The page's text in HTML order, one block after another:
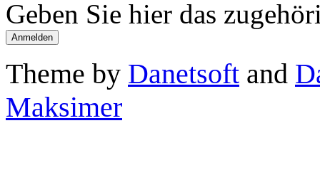
Geben Sie hier das
Theme by Danetsoft and
Maksimer